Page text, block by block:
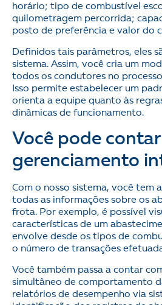
horário; tipo de combustível
quilometragem percorrida;
posto de preferência e valor do
Definidos tais parâmetros, eles
sistema. Assim, você cria um
todos os condutores no
Isso permite estabelecer um
orienta a equipe quanto às
dinâmicas de funcionamento.
Você pode
gerenciamento
Com o nosso sistema, você tem
todas as informações sobre os
frota. Por exemplo, é possível
características de um
envolve desde os tipos de
o número de transações
Você também passa a contar
simultâneo de comportamento
relatórios de desempenho via